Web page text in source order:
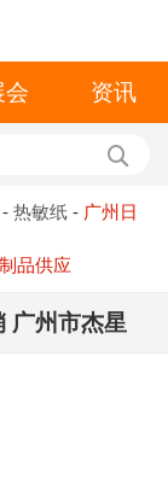
会 资讯
-热敏纸 - 广州日
品供应
广州市杰星